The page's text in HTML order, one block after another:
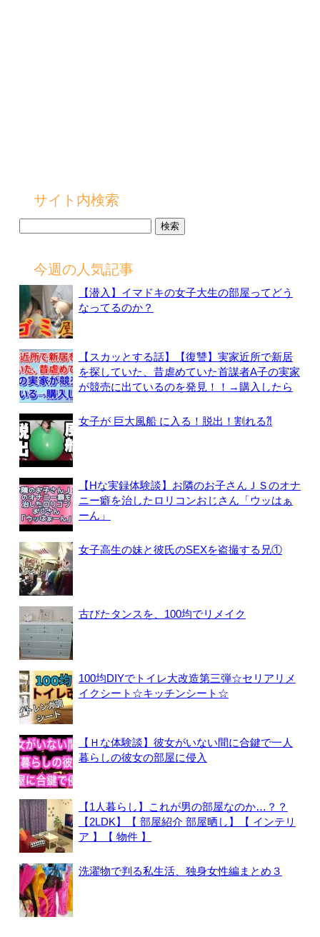
サイト内検索
今週の人気記事
【潜入】イマドキの女子大生の部屋ってどう
なってるのか？
【スカッとする話】【復讐】実家近所で新居
を探していた、昔虐めていた首謀者A子の実家
が競売に出ているのを発見！！→購入したら
女子が 巨大風船 に入る！脱出！割れる⁈
【Hな実録体験談】お隣のお子さんＪＳのオナ
ニー癖を治したロリコンおじさん「ウッはぁ
ーん」
女子高生の妹と彼氏のSEXを盗撮する兄①
古びたタンスを、100均でリメイク
100均DIYでトイレ大改造第三弾☆セリアリメ
イクシート☆キッチンシート☆
【Ｈな体験談】彼女がいない間に合鍵で一人
暮らしの彼女の部屋に侵入
【1人暮らし】これが男の部屋なのか…？？
【2LDK】【 部屋紹介 部屋晒し】【 インテリ
ア 】【 物件 】
洗濯物で判る私生活、独身女性編まとめ３